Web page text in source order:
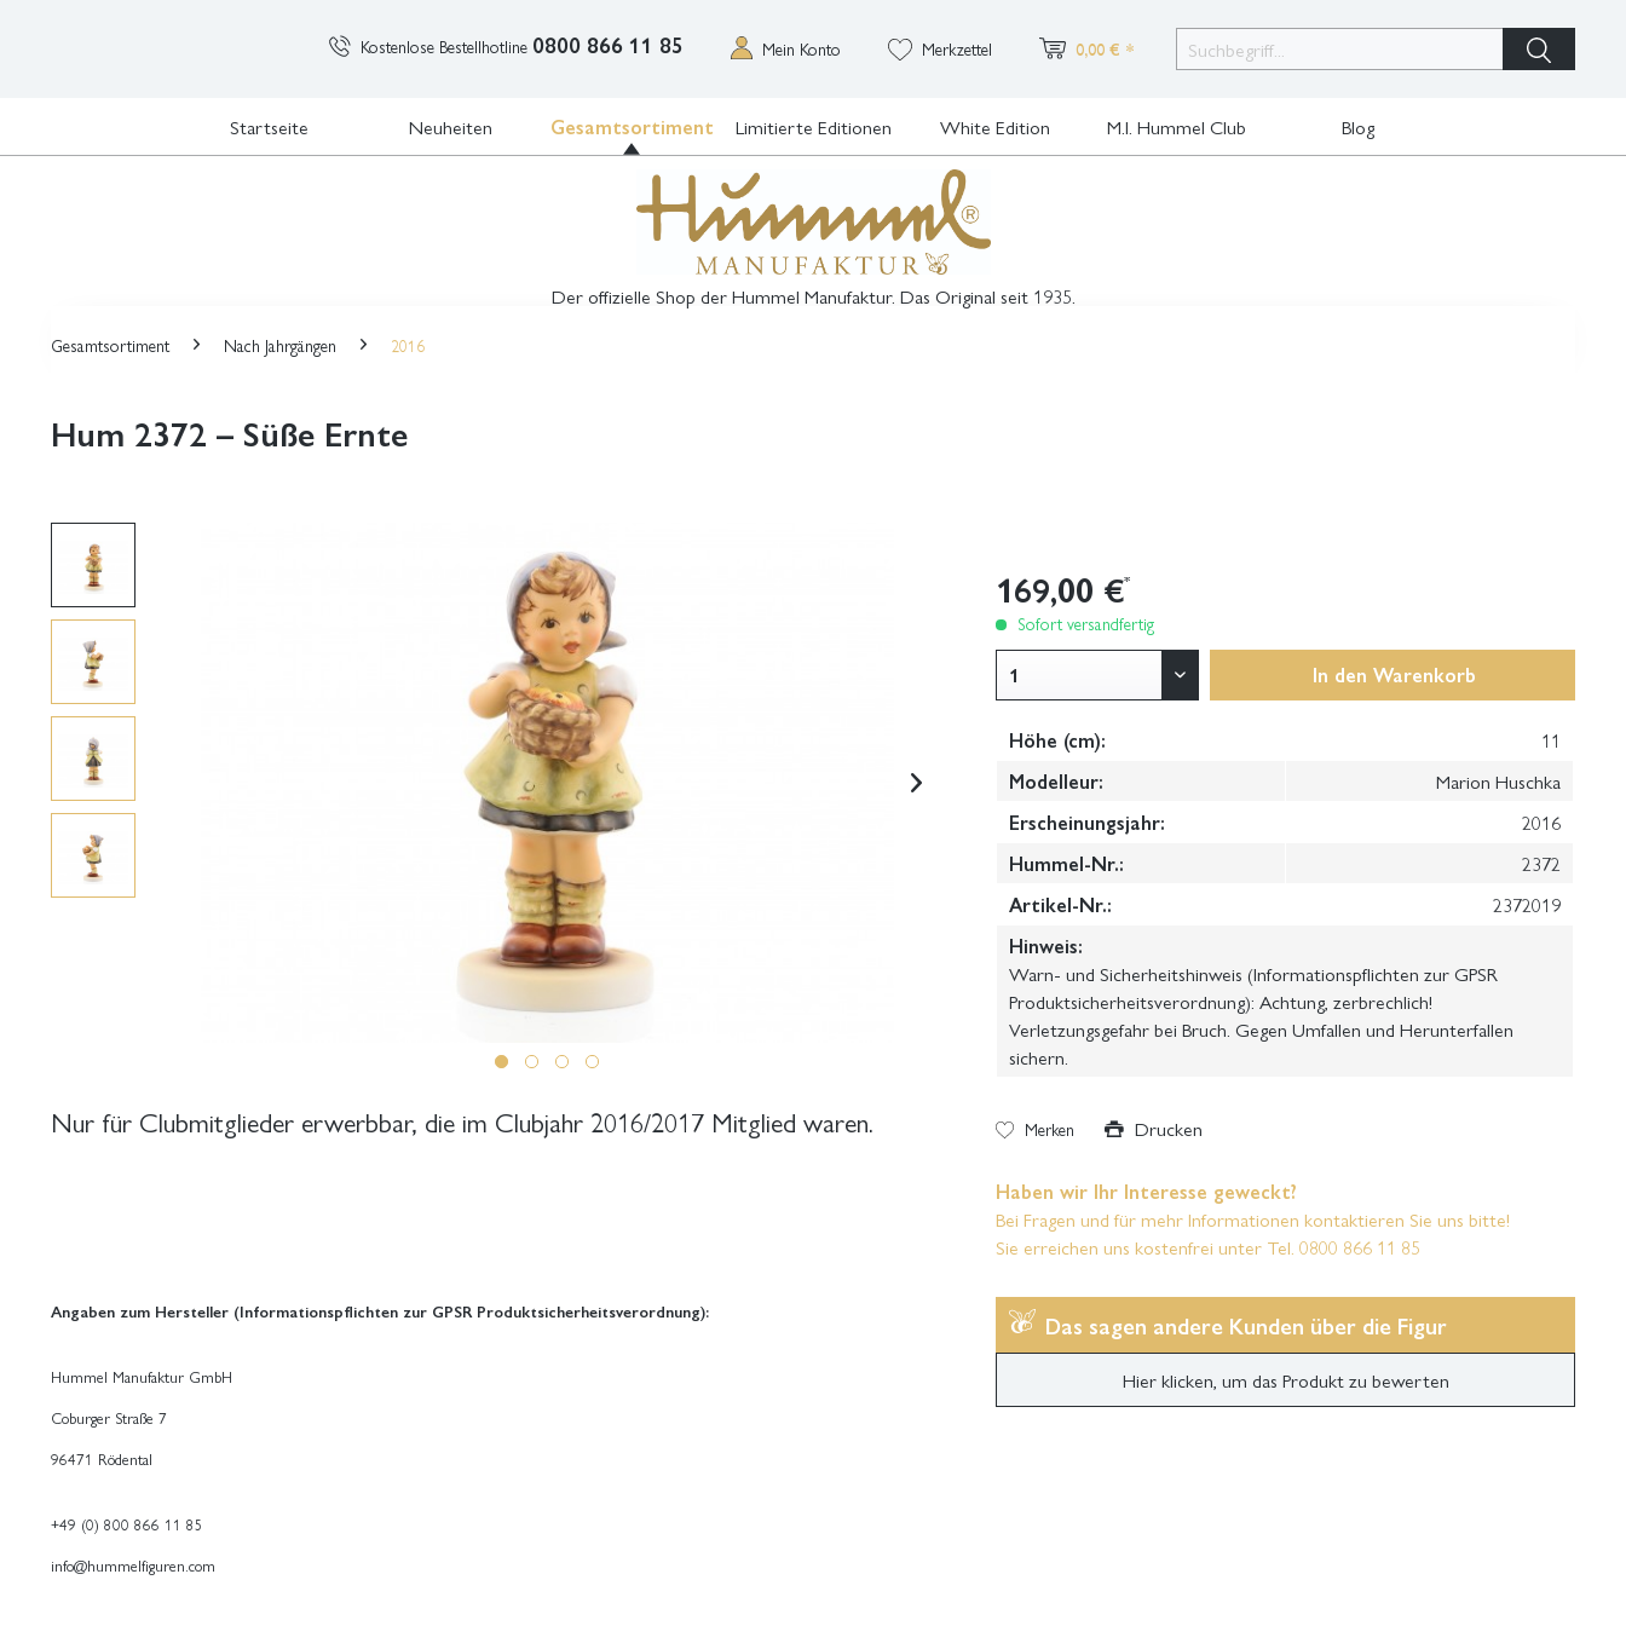
Kostenlose Bestellhotline 0800 866 11 85 Mein Konto Merkzettel 0,00 € *
Startseite Neuheiten Gesamtsortiment Limitierte Editionen White Edition M.I. Hummel Club Blog
Der offizielle Shop der Hummel Manufaktur. Das Original seit 1935.
Gesamtsortiment Nach Jahrgängen 2016
Hum 2372 – Süße Ernte
Nur für Clubmitglieder erwerbbar, die im Clubjahr 2016/2017 Mitglied waren.
Angaben zum Hersteller (Informationspflichten zur GPSR Produktsicherheitsverordnung):
Hummel Manufaktur GmbH
Coburger Straße 7
96471 Rödental
+49 (0) 800 866 11 85
info@hummelfiguren.com
169,00 €*
Sofort versandfertig
In den Warenkorb
Höhe (cm):
11
Modelleur:
Marion Huschka
Erscheinungsjahr:
2016
Hummel-Nr.:
2372
Artikel-Nr.:
2372019
Hinweis:
Warn- und Sicherheitshinweis (Informationspflichten zur GPSR
Produktsicherheitsverordnung): Achtung, zerbrechlich!
Verletzungsgefahr bei Bruch. Gegen Umfallen und Herunterfallen
sichern.
Merken Drucken
Haben wir Ihr Interesse geweckt?
Bei Fragen und für mehr Informationen kontaktieren Sie uns bitte!
Sie erreichen uns kostenfrei unter Tel. 0800 866 11 85
Das sagen andere Kunden über die Figur
Hier klicken, um das Produkt zu bewerten